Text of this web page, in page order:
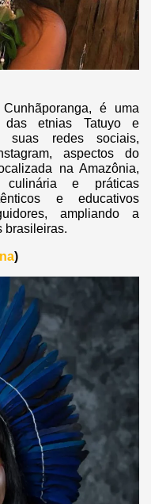
é uma
das etnias Tatuyo e
suas redes sociais,
aspectos do
na Amazônia,
culinária e práticas
e educativos
ampliando a
brasileiras.
)